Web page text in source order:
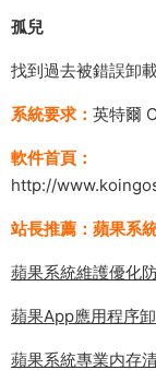
孤兒
找到過去被錯誤卸
系統要求： 英特爾
軟件首頁：
http://
站長推薦：蘋果系
蘋果系統維護優化
蘋果App應用程序
蘋果系統專業内存